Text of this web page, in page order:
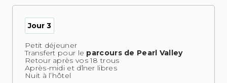
Jour 3
Petit déjeuner
Transfert pour le parcours de Pearl Valley
Retour après vos 18 trous
Après-midi et dîner libres
Nuit à l’hôtel